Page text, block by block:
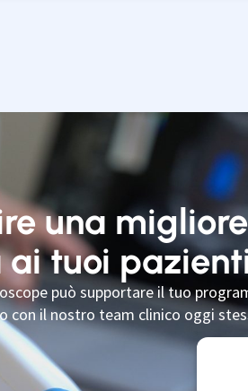
una
tuoi
può supportare il tuo
con il nostro team clinico oggi